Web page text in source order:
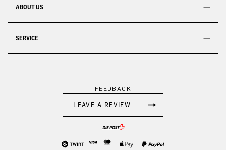
ABOUT US
SERVICE
FEEDBACK
LEAVE A REVIEW